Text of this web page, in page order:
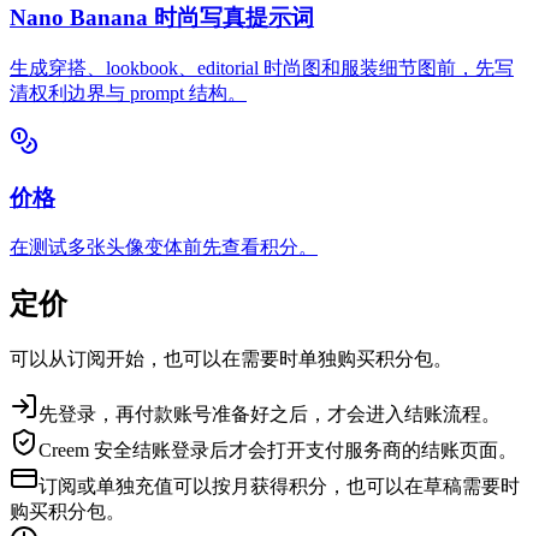
Nano Banana 时尚写真提示词
生成穿搭、lookbook、editorial 时尚图和服装细节图前，先写
清权利边界与 prompt 结构。
价格
在测试多张头像变体前先查看积分。
定价
可以从订阅开始，也可以在需要时单独购买积分包。
先登录，再付款账号准备好之后，才会进入结账流程。
Creem 安全结账登录后才会打开支付服务商的结账页面。
订阅或单独充值可以按月获得积分，也可以在草稿需要时
购买积分包。